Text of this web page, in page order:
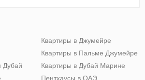
Дубай
Квартиры в Джумейре
Квартиры в Пальме Джумейре
Квартиры в Дубай Марине
Пентхаусы в ОАЭ